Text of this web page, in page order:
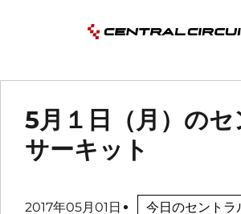
5月１日（月）の
サーキット
2017年05月01日 今日のセントラ